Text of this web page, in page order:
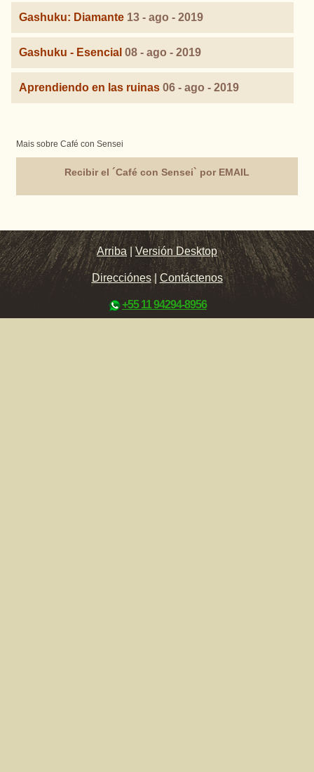
Gashuku: Diamante 13 - ago - 2019
Gashuku - Esencial 08 - ago - 2019
Aprendiendo en las ruinas 06 - ago - 2019
Mais sobre Café con Sensei
Recibir el ´Café con Sensei` por EMAIL
Arriba |Versión Desktop
Direcciónes| Contáctenos
+55 11 94294-8956